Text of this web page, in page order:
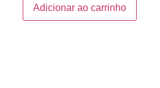
Adicionar ao carrinho